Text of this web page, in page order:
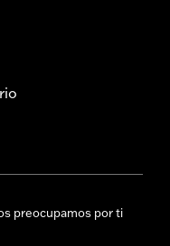
preocupamos por ti